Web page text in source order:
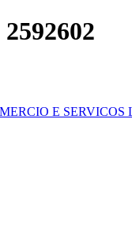
E SERVICOS